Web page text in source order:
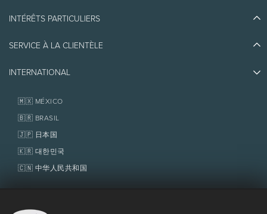
Quoi faire
Écoresponsabilité
Prix d'excellence
INTÉRÊTS PARTICULIERS
Emplois et carrières
Services aux propriétaires
Fondation Tremblant
SERVICE À LA CLIENTÈLE
Nous joindre
Politiques
INTERNATIONAL
🇲🇽 MÉXICO
🇧🇷 BRASIL
🇯🇵 日本国
🇰🇷 대한민국
🇨🇳 中华人民共和国